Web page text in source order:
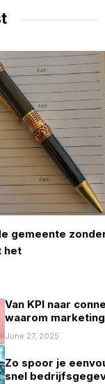
gemeente
het
Van KPI naar
waarom
spelletje scoren
June 27, 2025
Zo spoor je
snel